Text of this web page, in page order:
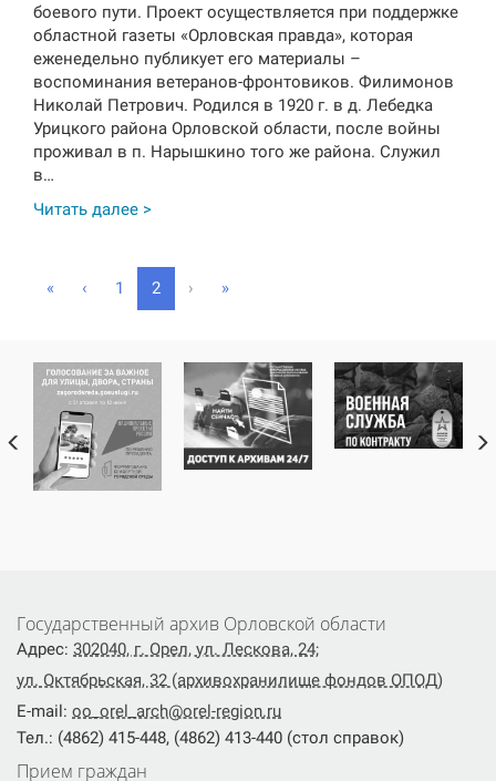
боевого пути. Проект осуществляется при поддержке
областной газеты «Орловская правда», которая
еженедельно публикует его материалы –
воспоминания ветеранов-фронтовиков. Филимонов
Николай Петрович. Родился в 1920 г. в д. Лебедка
Урицкого района Орловской области, после войны
проживал в п. Нарышкино того же района. Служил
в…
Читать далее >
« ‹ 1 2(
c
› »
Государственный архив Орловской области
Адрес: 302040, г. Орел, ул. Лескова, 24;
ул. Октябрьская, 32 (архивохранилище фондов ОПОД)
E-mail: oo_orel_arch@orel-region.ru
Тел.: (4862) 415-448, (4862) 413-440 (стол справок)
Прием граждан